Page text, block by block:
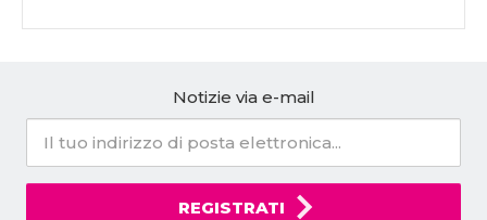
Notizie via e-mail
REGISTRATI